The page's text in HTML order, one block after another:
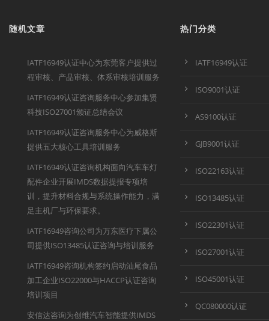
随机文章
IATF16949认证中心为东莞客户提供过
程审核、产品审核、体系审核培训服务
IATF16949认证咨询服务中心参加集贤
科技ISO27001颁证总结会议
IATF16949认证咨询服务中心为威格斯
提供五大核心工具培训服务
IATF16949认证咨询机构面向汽车车灯
配件企业开展IMDS数据提报专项培
训，提升材料合规与系统操作能力，满
足主机厂与环保要求。
IATF16949咨询公司为万东医疗下属公
司提供ISO13485认证咨询与培训服务
IATF16949咨询机构签约启动汕尾食品
加工企业ISO22000与HACCP认证咨询
培训项目
安信达咨询为创维汽车智能提供IMDS
热门分类
IATF16949认证
ISO9001认证
AS9100认证
GJB9001认证
ISO22163认证
ISO13485认证
ISO22301认证
ISO27001认证
ISO45001认证
QC080000认证